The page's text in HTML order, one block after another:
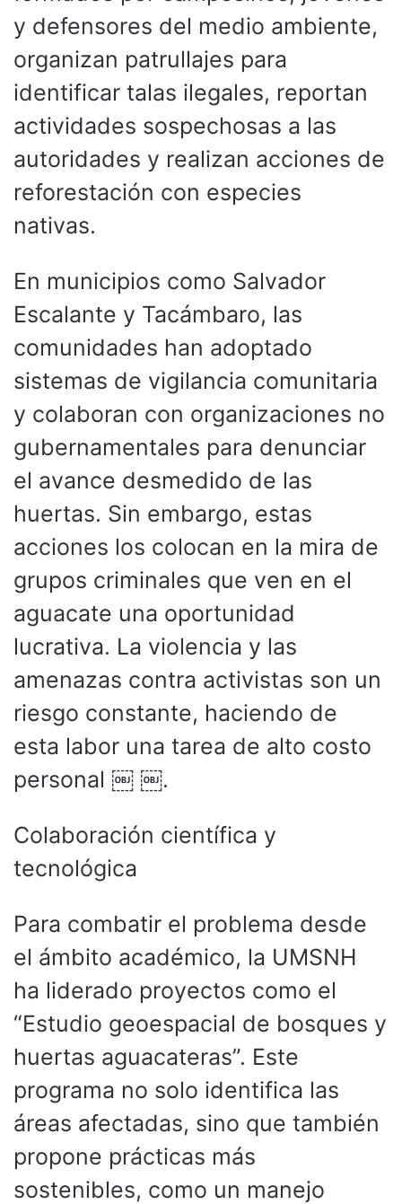
y defensores del medio ambiente,
organizan patrullajes para
identificar talas ilegales, reportan
actividades sospechosas a las
autoridades y realizan acciones de
reforestación con especies
nativas.
En municipios como Salvador
Escalante y Tacámbaro, las
comunidades han adoptado
sistemas de vigilancia comunitaria
y colaboran con organizaciones no
gubernamentales para denunciar
el avance desmedido de las
huertas. Sin embargo, estas
acciones los colocan en la mira de
grupos criminales que ven en el
aguacate una oportunidad
lucrativa. La violencia y las
amenazas contra activistas son un
riesgo constante, haciendo de
esta labor una tarea de alto costo
personal ￼ ￼.
Colaboración científica y
tecnológica
Para combatir el problema desde
el ámbito académico, la UMSNH
ha liderado proyectos como el
“Estudio geoespacial de bosques y
huertas aguacateras”. Este
programa no solo identifica las
áreas afectadas, sino que también
propone prácticas más
sostenibles, como un manejo